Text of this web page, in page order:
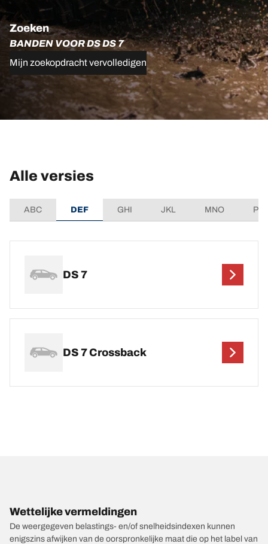
Zoeken
BANDEN VOOR DS DS 7
Mijn zoekopdracht vervolledigen
Alle versies
ABC DEF GHI JKL MNO
DS 7
DS 7 Crossback
Wettelijke vermeldingen
De weergegeven belastings- en/of snelheidsindexen kunnen
enigszins afwijken van de oorspronkelijke maat die op het label van